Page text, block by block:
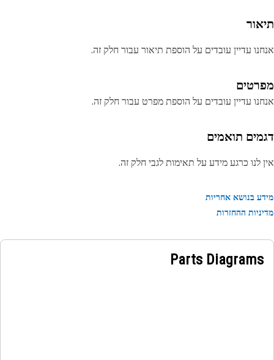
עדיין עובדים על הוספת תיאור עבור חלק זה.
עדיין עובדים על הוספת מפרט עבור חלק זה.
תואמים
לנו כרגע מידע על תאימות לגבי חלק זה.
בנושא אחריות
ההחזרות
Parts Diagrams